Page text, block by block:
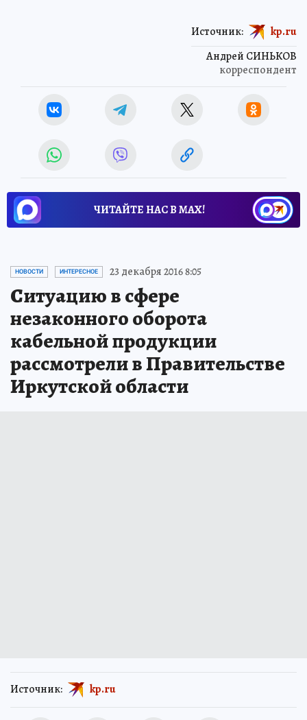
Андрей СИНЬКОВ
корреспондент
Источник: kp.ru
ЧИТАЙТЕ НАС В МАХ!
НОВОСТИ ИНТЕРЕСНОЕ 23 декабря 2016 8:05
Ситуацию в сфере
незаконного оборота
кабельной продукции
рассмотрели в Правительстве
Иркутской области
Источник: kp.ru